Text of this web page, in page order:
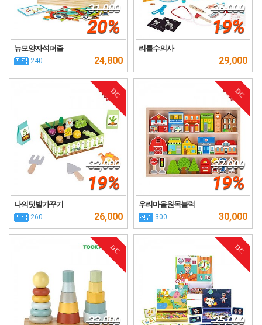
31,000
20%
뉴모양자석퍼즐
240 24,800
36,000
19%
리틀수의사
29,000
DC
32,000
19%
나의텃밭가꾸기
260 26,000
DC
37,000
19%
우리마을원목블럭
300 30,000
DC
33,000
DC
25,000